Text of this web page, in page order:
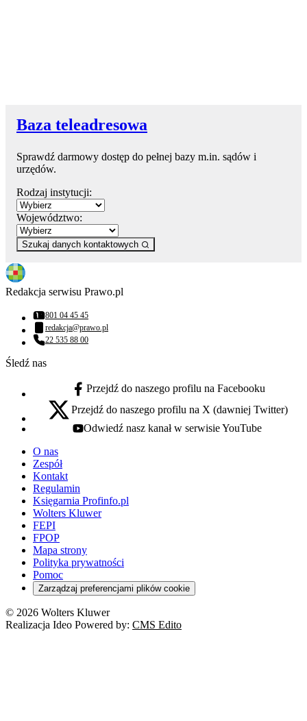
Baza teleadresowa
Sprawdź darmowy dostęp do pełnej bazy m.in. sądów i
urzędów.
Rodzaj instytucji:
Województwo:
Szukaj danych kontaktowych
Redakcja serwisu Prawo.pl
Numer telefonu:
801 04 45 45
Adres email:
redakcja@prawo.pl
Numer telefonu:
22 535 88 00
Śledź nas
facebook - otwiera się w nowej karcie
Przejdź do naszego profilu na Facebooku
x - otwiera się w nowej karcie
Przejdź do naszego profilu na X (dawniej Twitter)
youtube - otwiera się w nowej karcie
Odwiedź nasz kanał w serwisie YouTube
O nas
Zespół
Kontakt
Regulamin
Księgarnia Profinfo.pl
Wolters Kluwer
FEPI
FPOP
Mapa strony
Polityka prywatności
Pomoc
Zarządzaj preferencjami plików cookie
© 2026 Wolters Kluwer
Realizacja Ideo Powered by: CMS Edito